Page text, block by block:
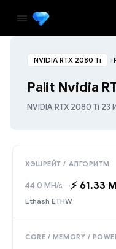
NVIDIA RTX 2080 Ti
Palit Nvidia
NVIDIA RTX 2080 Ti·23
ХЭШРЕЙТ / АЛГОРИТМ
44.0 MH/s→⚡️ 61.33
Ethash ETHW
CORE / MEMORY /